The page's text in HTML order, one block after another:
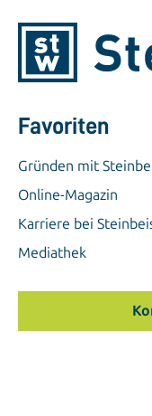
Favoriten
Gründen mit
Online-Magazin
Karriere bei
Mediathek